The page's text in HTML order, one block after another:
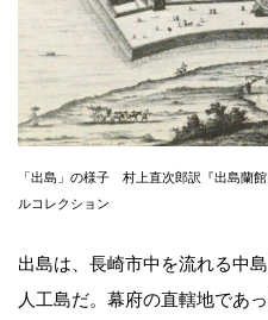
「出島」の様子 村上直次郎訳『出島蘭
ルコレクション
出島は、長崎市中を流れる中
人工島だ。幕府の直轄地であ